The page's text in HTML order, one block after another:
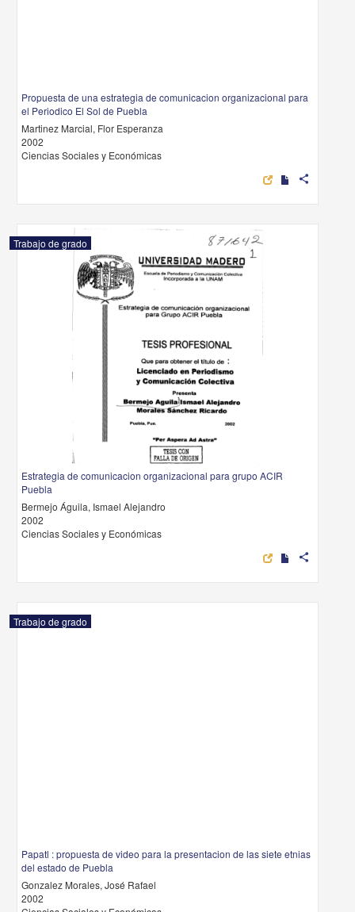
Propuesta de una estrategia de comunicacion organizacional para
el Periodico El Sol de Puebla
Martinez Marcial, Flor Esperanza
2002
Ciencias Sociales y Económicas
share
Trabajo de grado
Estrategia de comunicacion organizacional para grupo ACIR
Puebla
Bermejo Águila, Ismael Alejandro
2002
Ciencias Sociales y Económicas
share
Trabajo de grado
Papatl : propuesta de video para la presentacion de las siete etnias
del estado de Puebla
Gonzalez Morales, José Rafael
2002